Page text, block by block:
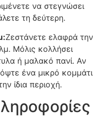
να στεγνώσει
τη δεύτερη.
Ζεστάνετε ελαφρά την
Μόλις κολλήσει
ή μαλακό πανί. Αν
ένα μικρό κομμάτι
ίδια περιοχή.